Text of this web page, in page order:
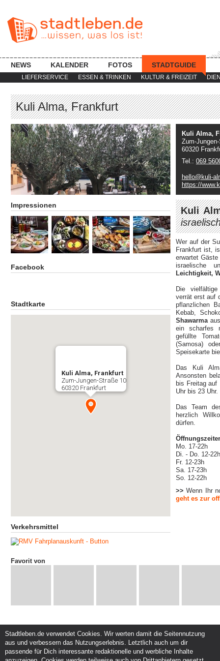
LIEFERSERVICE ESSEN & TRINKEN KULTUR & FREIZEIT
NEWS KALENDER FOTOS STADTGUIDE
Kuli Alma, Frankfurt
Impressionen
Facebook
Stadtkarte
Kuli Alma, Frankfurt
Zum-Jungen-Straße 10
60320 Frankfurt
Verkehrsmittel
Kuli Alma,
Zum-
60320
Tel.: 069
hello@kuli-
https://
Kuli
Wer auf der
Frankfurt ist,
erwartet
israelische
Leichtigkeit,
Die
verrät erst auf
pflanzlichen
Kebab,
Shawarmaaus
ein scharfes
gefüllte
(Samosa)
Speisekarte
Das Kuli
Ansonsten
bis Freitag auf
Uhr bis 23 Uhr.
Das Team
herzlich
dürfen.
Mo. 17-22h
Di. - Do. 12-22h
Fr. 12-23h
Sa. 17-23h
So. 12-22h
>> Wenn Ihr
geht es zur
Favorit von
Service und Support
Kontakt
Kunden und Partner
Events eintragen
Stadtleben.de verwendet Cookies. Wir werten damit die Seitennutzung
aus und verbessern das Nutzungserlebnis. Letztlich auch um dir
passende für Dich interessante redaktionelle und werbliche Inhalte